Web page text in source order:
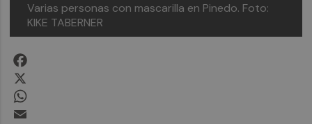
Varias personas con mascarilla en Pinedo. Foto:
KIKE TABERNER